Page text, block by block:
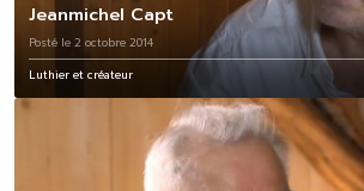
Jeanmichel Capt
Posté le 2 octobre 2014
Luthier et créateur